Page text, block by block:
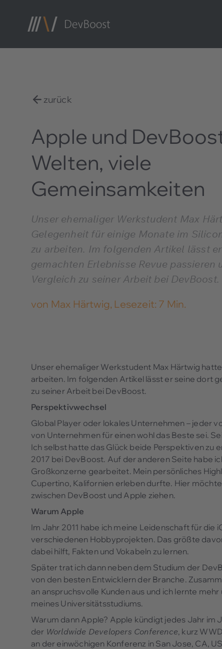
zurück
Apple und
Welten, viele
Gemeinsamkeiten
Unser ehemaliger Werkstudent Max
Gelegenheit für einige Monate im
zu arbeiten. Im folgenden Artikel lässt
gemachten Erlebnisse Revue passieren
Vergleich zu seiner Arbeit bei DevBoost.
von Max Härtwig, Lesezeit: 7 Min.
Unser ehemaliger Werkstudent Max Härtwig
arbeiten. Im folgenden Artikel lässt er seine dort
zu seiner Arbeit bei DevBoost.
Perspektivwechsel
Global Player oder lokales Unternehmen – jeder
von Unternehmen für einen wohl das Beste sei.
Ich selbst hatte das Glück beide Perspektiven zu
2017 bei DevBoost. Auf der anderen Seite habe
Großkonzerne gearbeitet. Mein persönliches
Cupertino, Kalifornien erleben durfte. Hier
zwischen DevBoost und Apple ziehen.
Warum Apple
Im Jahr 2011 habe ich meine Leidenschaft für
verschiedenen Hobbyprojekten. Das größte
dabei hilft, Fakten und Vokabeln zu lernen.
Später trat ich dann neben dem Studium der
von den besten Entwicklern der Branche.
an anspruchsvolle Kunden aus und ich lernte
meines Universitätsstudiums.
Warum dann Apple? Apple kündigt jedes Jahr im
der Worldwide Developers Conference, kurz
an der einwöchigen Konferenz in San Jose, CA,